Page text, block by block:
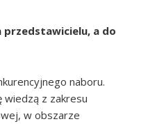
przedstawicielu, a do
naboru.
wiedzą z zakresu
w obszarze